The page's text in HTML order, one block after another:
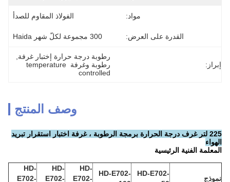
مواد: الفولاذ المقاوم للصدأ
القدرة على العرض: 300 مجموعة لكلّ شهر Haida
إبراز:
رطوبة درجة حرارة إختبار غرفة
رطوبة وغرفة temperature
controlled
وصف المنتج
225 لتر غرف درجة الحرارة برمجة الرطوبة ، غرفة اختبار استقرار تبريد
الهواء
المعلمة الفنية الرئيسية
نموذج
HD-E702-
HD-E702-
HD-
E702-
HD-
E702-
HD-
E702-